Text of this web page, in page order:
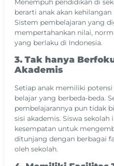
Menempuh pendidikan di
berarti anak akan kehilangan
Sistem pembelajaran yang
mempertahankan nilai,
yang berlaku di Indonesia.
3. Tak hanya
Akademis
Setiap anak memiliki
belajar yang berbeda-beda.
pembelajarannya pun tidak
sisi akademis. Siswa
kesempatan untuk
ditunjang dengan berbagai
oleh sekolah.